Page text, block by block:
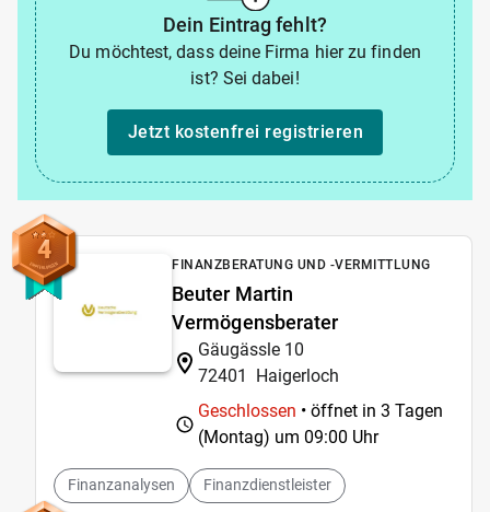
Dein Eintrag fehlt?
Du möchtest, dass deine Firma hier zu finden
ist? Sei dabei!
Jetzt kostenfrei registrieren
4 FINANZBERATUNG UND -VERMITTLUNG
Beuter Martin
Vermögensberater
Gäugässle 10
72401
Haigerloch
Geschlossen • öffnet in 3 Tagen
(Montag) um 09:00 Uhr
Finanzanalysen Finanzdienstleister